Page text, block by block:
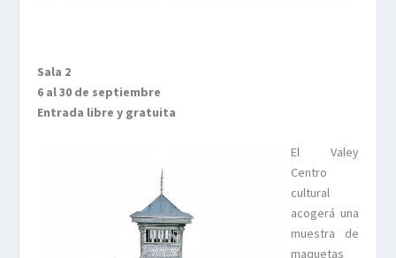
Sala 2
6 al 30 de septiembre
Entrada libre y gratuita
El Valey
Centro
cultural
acogerá una
muestra de
maquetas